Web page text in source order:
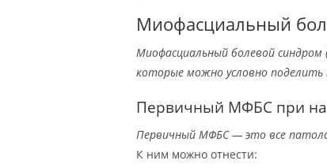
Миофасциальный
Миофасциальный болевой
которые можно условно
Первичный МФБС при
Первичный МФБС — это все
К ним можно отнести: